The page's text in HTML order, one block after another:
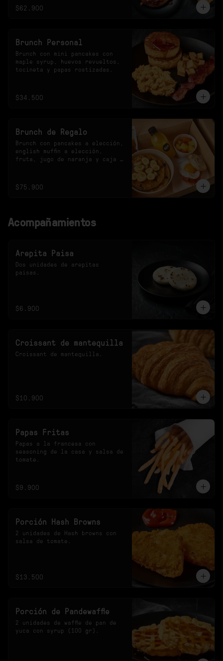
$62.900
Brunch Personal
Brunch con mini pancakes con
maple syrup, huevos revueltos,
tocineta y papas rostizadas.
$34.500
Brunch de Regalo
Brunch con pancakes a elección,
english muffin a elección,
fruta, jugo de naranja y caja
$75.900
Acompañamientos
Arepita Paisa
Dos unidades de arepitas
paisas.
$6.900
Croissant de mantequilla
Croissant de mantequilla.
$10.900
Papas Fritas
Papas a la francesa con
seasoning de la casa y salsa de
tomate.
$9.900
Porción Hash Browns
2 unidades de Hash browns con
salsa de tomate.
$13.500
Porción de Pandewaffle
2 unidades de waffle de pan de
yuca con syrup (100 gr).